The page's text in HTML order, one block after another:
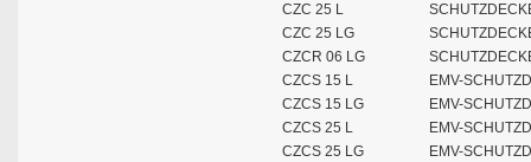
CZC 25 L
CZC 25 LG
CZCR 06 LG
CZCS 15 L
EMV-
CZCS 15 LG
EMV-
CZCS 25 L
EMV-
CZCS 25 LG
EMV-